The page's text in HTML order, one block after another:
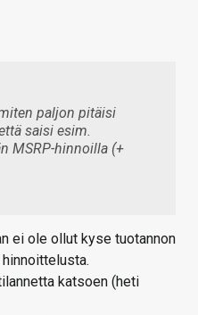
paljon pitäisi
saisi esim.
MSRP-hinnoilla (+
ei ole ollut kyse tuotannon
katsoen (heti